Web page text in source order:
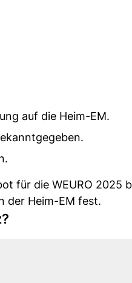
auf die Heim-EM.
für die WEURO 2025
der Heim-EM fest.